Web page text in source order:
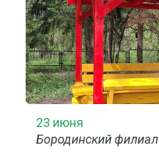
23 июня
Бородинский филиал